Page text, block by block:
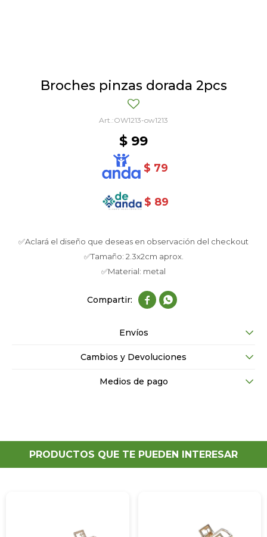
Broches pinzas dorada 2pcs
OW1213-ow1213
$ 99
$ 79
$ 89
✅Aclará el diseño que deseas en observación del checkout
✅Tamaño: 2.3x2cm aprox.
✅Material: metal
 
Envíos
Cambios y Devoluciones
Medios de pago
PRODUCTOS QUE TE PUEDEN INTERESAR